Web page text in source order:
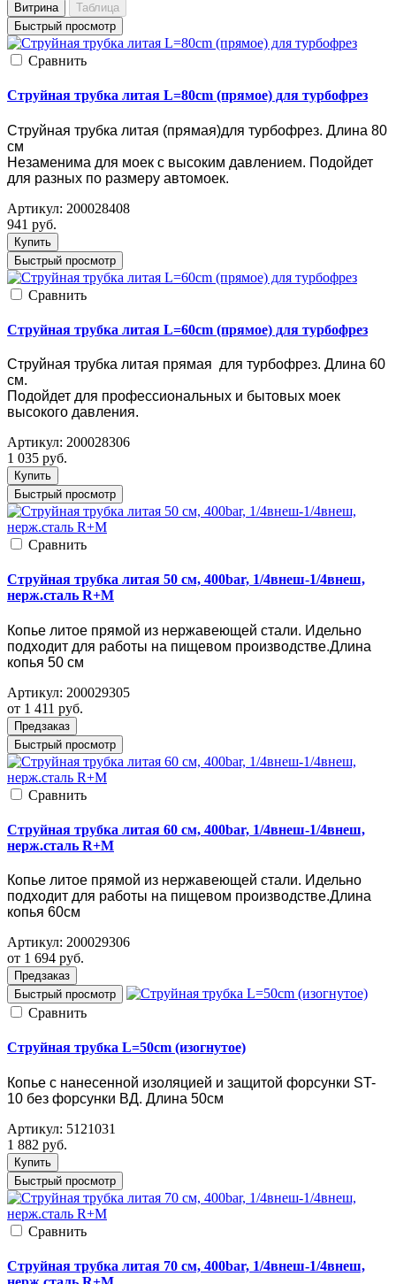
Витрина
Таблица
Быстрый просмотр
Cравнить
Струйная трубка литая L=80cm (прямое) для турбофрез
Струйная трубка литая (прямая)для турбофрез. Длина 80
см
Незаменима для моек с высоким давлением. Подойдет
для разных по размеру автомоек.
Артикул: 200028408
941 руб.
Купить
Быстрый просмотр
Cравнить
Струйная трубка литая L=60cm (прямое) для турбофрез
Струйная трубка литая прямая для турбофрез. Длина 60
см.
Подойдет для профессиональных и бытовых моек
высокого давления.
Артикул: 200028306
1 035 руб.
Купить
Быстрый просмотр
Cравнить
Струйная трубка литая 50 см, 400bar, 1/4внеш-1/4внеш,
нерж.сталь R+M
Копье литое прямой из нержавеющей стали. Идельно
подходит для работы на пищевом производстве.Длина
копья 50 см
Артикул: 200029305
от 1 411 руб.
Предзаказ
Быстрый просмотр
Cравнить
Струйная трубка литая 60 см, 400bar, 1/4внеш-1/4внеш,
нерж.сталь R+M
Копье литое прямой из нержавеющей стали. Идельно
подходит для работы на пищевом производстве.Длина
копья 60см
Артикул: 200029306
от 1 694 руб.
Предзаказ
Быстрый просмотр
Cравнить
Струйная трубка L=50cm (изогнутое)
Копье с нанесенной изоляцией и защитой форсунки ST-
10 без форсунки ВД. Длина 50см
Артикул: 5121031
1 882 руб.
Купить
Быстрый просмотр
Cравнить
Струйная трубка литая 70 см, 400bar, 1/4внеш-1/4внеш,